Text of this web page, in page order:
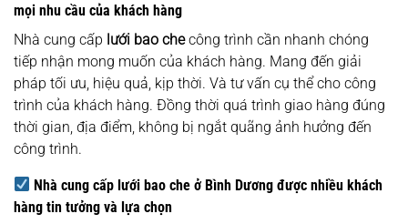
mọi nhu cầu của khách hàng
Nhà cung cấp lưới bao checông trình cần nhanh chóng
tiếp nhận mong muốn của khách hàng. Mang đến giải
pháp tối ưu, hiệu quả, kịp thời. Và tư vấn cụ thể cho công
trình của khách hàng. Đồng thời quá trình giao hàng đúng
thời gian, địa điểm, không bị ngắt quãng ảnh hưởng đến
công trình.
Nhà cung cấp lưới bao che ở Bình Dương được nhiều khách
hàng tin tưởng và lựa chọn